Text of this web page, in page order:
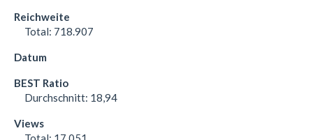
Total: 718.907
Durchschnitt: 18,94